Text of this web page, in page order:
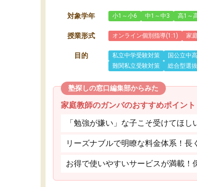
対象学年 小1～小6 中1～中3 高1～
授業形式 オンライン個別指導(1:1) 家
目的 私立中学受験対策 国公立中
難関私立受験対策
総合型選
塾探しの窓口編集部からみた
家庭教師のガンバのおすすめポイント
「勉強が嫌い」な子こそ受けてほ
リーズナブルで明瞭な料金体系！長
お得で使いやすいサービスが満載！